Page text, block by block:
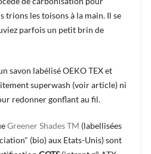
trions les toisons à la main. Il se
parfois un petit brin de
savon labélisé OEKO TEX et
superwash (voir article) ni
redonner gonflant au fil.
Greener Shades TM (labellisées
(bio) aux Etats-Unis) sont